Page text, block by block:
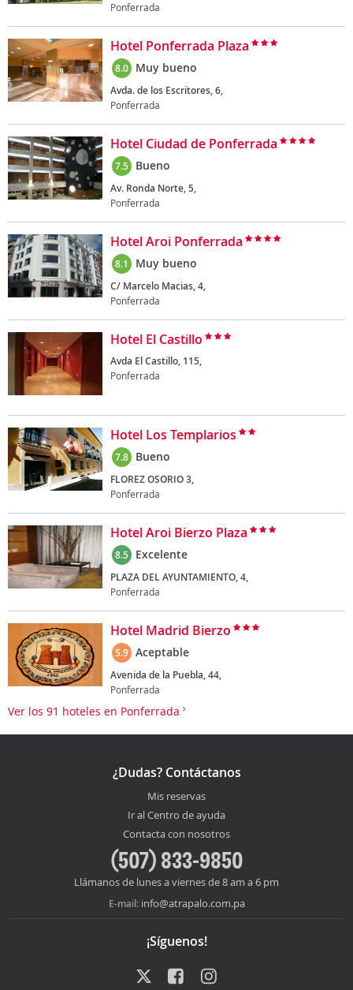
Ponferrada
Hotel Ponferrada Plaza
8.0 Muy bueno
Avda. de los Escritores, 6,
Ponferrada
Hotel Ciudad de Ponferrada
7.5 Bueno
Av. Ronda Norte, 5,
Ponferrada
Hotel Aroi Ponferrada
8.1 Muy bueno
C/ Marcelo Macias, 4,
Ponferrada
Hotel El Castillo
Avda El Castillo, 115,
Ponferrada
Hotel Los Templarios
7.8 Bueno
FLOREZ OSORIO 3,
Ponferrada
Hotel Aroi Bierzo Plaza
8.5 Excelente
PLAZA DEL AYUNTAMIENTO, 4,
Ponferrada
Hotel Madrid Bierzo
5.9 Aceptable
Avenida de la Puebla, 44,
Ponferrada
Ver los 91 hoteles en Ponferrada
¿Dudas? Contáctanos
Mis reservas
Ir al Centro de ayuda
Contacta con nosotros
(507) 833-9850
Llámanos de lunes a viernes de 8 am a 6 pm
E-mail: info@atrapalo.com.pa
¡Síguenos!